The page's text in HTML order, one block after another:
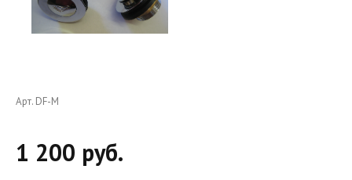
Арт. DF-M
1 200 руб.